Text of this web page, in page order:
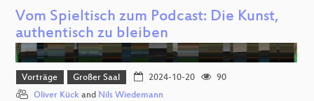
Vom Spieltisch zum Podcast: Die Kunst,
authentisch zu bleiben
Vorträge Großer Saal 2024-10-20
90
Oliver Kück and Nils Wiedemann